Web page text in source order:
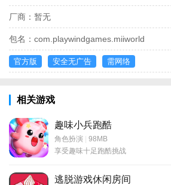
厂商： 暂无
包名： com.playwindgames.miiworld
官方版 安全无广告 需网络
相关游戏
趣味小兵跑酷
角色扮演 | 98MB
享受趣味十足跑酷挑战
逃脱游戏休闲房间